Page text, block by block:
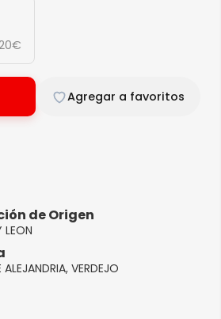
€
Agregar a favoritos
de Origen
LEON
VERDEJO